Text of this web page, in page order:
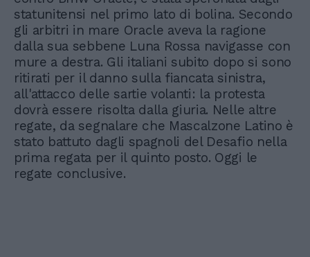
statunitensi nel primo lato di bolina. Secondo
gli arbitri in mare Oracle aveva la ragione
dalla sua sebbene Luna Rossa navigasse con
mure a destra. Gli italiani subito dopo si sono
ritirati per il danno sulla fiancata sinistra,
all'attacco delle sartie volanti: la protesta
dovrà essere risolta dalla giuria. Nelle altre
regate, da segnalare che Mascalzone Latino è
stato battuto dagli spagnoli del Desafio nella
prima regata per il quinto posto. Oggi le
regate conclusive.